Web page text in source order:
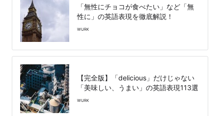
「無性にチョコが食べたい」など「無
性に」の英語表現を徹底解説！
WURK
【完全版】「delicious」だけじゃない
「美味しい、うまい」の英語表現113選
WURK